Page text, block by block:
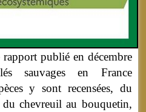
publié en décembre
sauvages en France
y sont recensées, du
chevreuil au bouquetin,